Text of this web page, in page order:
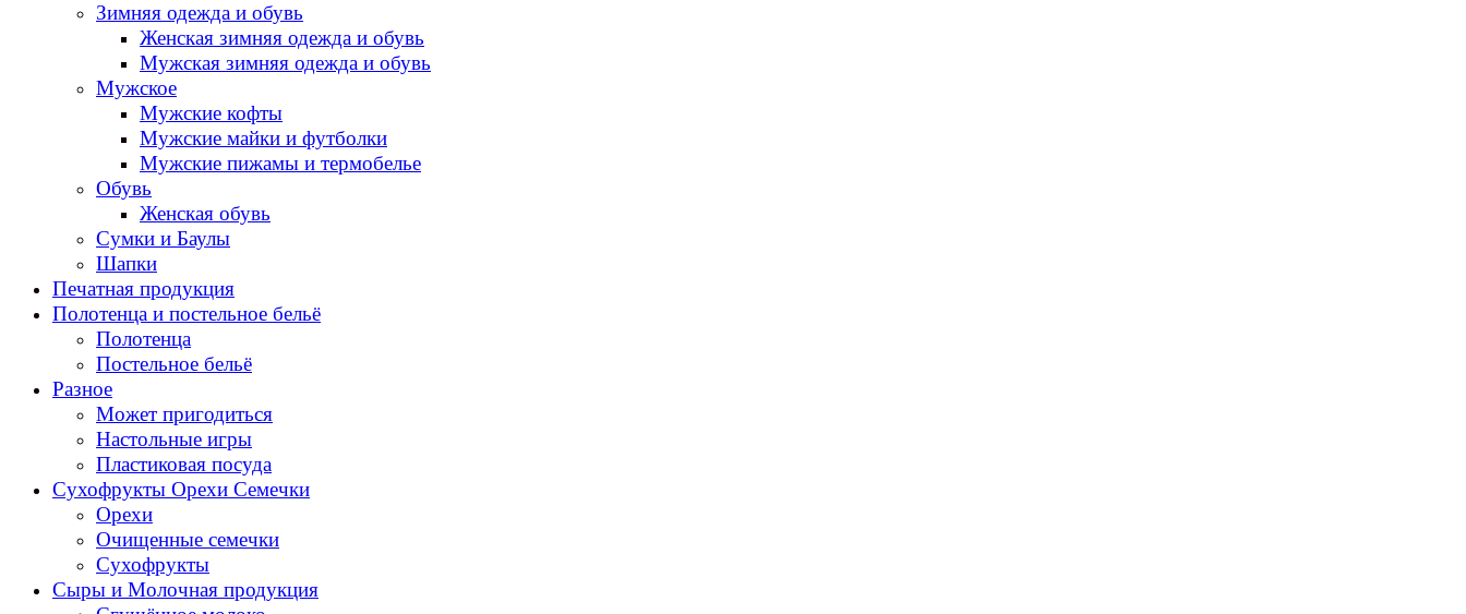
Зимняя одежда и обувь
Женская зимняя одежда и обувь
Мужская зимняя одежда и обувь
Мужское
Мужские кофты
Мужские майки и футболки
Мужские пижамы и термобелье
Обувь
Женская обувь
Сумки и Баулы
Шапки
Печатная продукция
Полотенца и постельное бельё
Полотенца
Постельное бельё
Разное
Может пригодиться
Настольные игры
Пластиковая посуда
Сухофрукты Орехи Семечки
Орехи
Очищенные семечки
Сухофрукты
Сыры и Молочная продукция